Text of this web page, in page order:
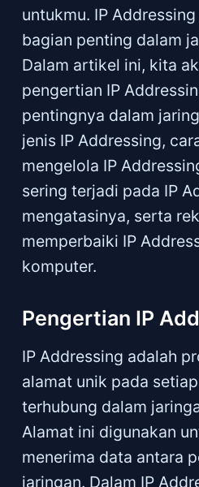
untukmu. IP
bagian penting dalam
Dalam artikel ini, kita
pengertian IP
pentingnya dalam
jenis IP Addressing,
mengelola IP
sering terjadi pada IP
mengatasinya, serta
memperbaiki IP
komputer.
Pengertian IP
IP Addressing adalah
alamat unik pada
terhubung dalam
Alamat ini digunakan
menerima data antara
jaringan. Dalam IP